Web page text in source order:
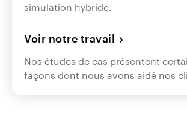
simulation hybride.
Voir notre travail
Nos études de cas présentent
façons dont nous avons aidé nos